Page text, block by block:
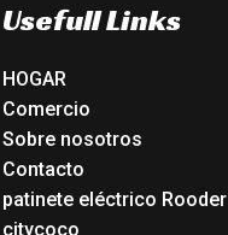
Usefull Links
HOGAR
Comercio
Sobre nosotros
Contacto
patinete eléctrico Rooder
citycoco